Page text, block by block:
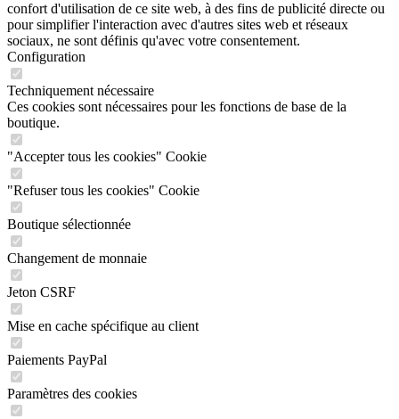
confort d'utilisation de ce site web, à des fins de publicité directe ou
pour simplifier l'interaction avec d'autres sites web et réseaux
sociaux, ne sont définis qu'avec votre consentement.
Configuration
Techniquement nécessaire
Ces cookies sont nécessaires pour les fonctions de base de la
boutique.
"Accepter tous les cookies" Cookie
"Refuser tous les cookies" Cookie
Boutique sélectionnée
Changement de monnaie
Jeton CSRF
Mise en cache spécifique au client
Paiements PayPal
Paramètres des cookies